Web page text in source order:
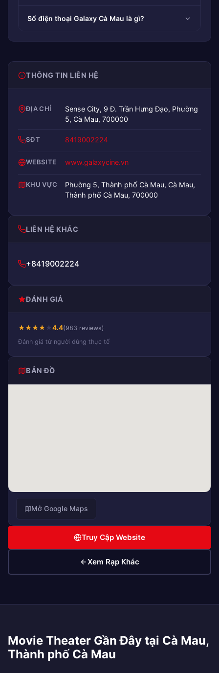
Số điện thoại Galaxy Cà Mau là gì?
THÔNG TIN LIÊN HỆ
ĐỊA CHỈ
Sense City, 9 Đ. Trần Hưng Đạo, Phường
5, Cà Mau, 700000
SĐT 8419002224
WEBSITE www.galaxycine.vn
KHU VỰC
Phường 5, Thành phố Cà Mau, Cà Mau,
Thành phố Cà Mau, 700000
LIÊN HỆ KHÁC
+8419002224
ĐÁNH GIÁ
★★★★★4.4(983 reviews)
Đánh giá từ người dùng thực tế
BẢN ĐỒ
Mở Google Maps
Truy Cập Website
Xem Rạp Khác
Movie Theater Gần Đây tại Cà Mau,
Thành phố Cà Mau